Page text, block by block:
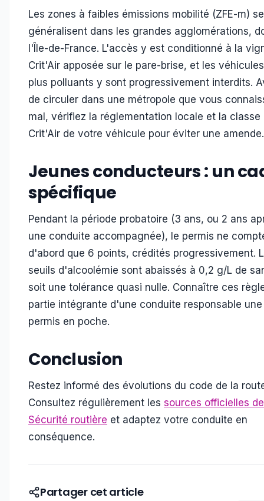
Les zones à faibles émissions mobilité (ZFE-m) se
généralisent dans les grandes agglomérations,
l'Île-de-France. L'accès y est conditionné à la
Crit'Air apposée sur le pare-brise, et les
plus polluants y sont progressivement interdits.
de circuler dans une métropole que vous
mal, vérifiez la réglementation locale et la classe
Crit'Air de votre véhicule pour éviter une amende.
Jeunes conducteurs : un
spécifique
Pendant la période probatoire (3 ans, ou 2 ans
une conduite accompagnée), le permis ne
d'abord que 6 points, crédités progressivement.
seuils d'alcoolémie sont abaissés à 0,2 g/L de
soit une tolérance quasi nulle. Connaître ces
partie intégrante d'une conduite responsable
permis en poche.
Conclusion
Restez informé des évolutions du code de la
Consultez régulièrement les sources officielles
Sécurité routière et adaptez votre conduite en
conséquence.
Partager cet article